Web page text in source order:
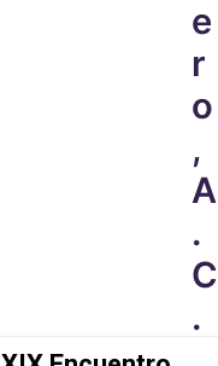
e
r
o
,
A
.
C
.